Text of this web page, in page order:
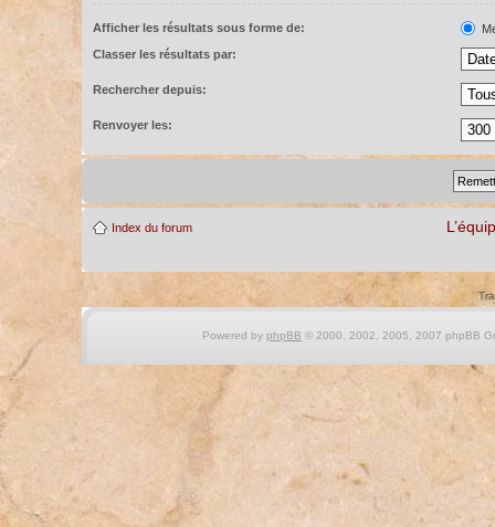
Afficher les résultats sous forme de:
Classer les résultats par:
Rechercher depuis:
Renvoyer les:
Index du forum
Powered by phpBB © 2000, 2002, 2005, 2007 phpBB